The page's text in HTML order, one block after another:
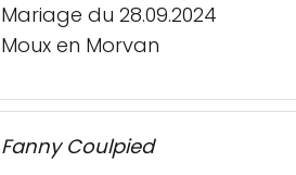
Mariage du 28.09.2024
Moux en Morvan
Fanny Coulpied